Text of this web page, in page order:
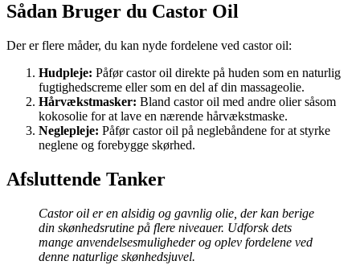
Sådan Bruger du Castor Oil
Der er flere måder, du kan nyde fordelene ved castor oil:
Hudpleje: Påfør castor oil direkte på huden som en naturlig
fugtighedscreme eller som en del af din massageolie.
Hårvækstmasker: Bland castor oil med andre olier såsom
kokosolie for at lave en nærende hårvækstmaske.
Neglepleje: Påfør castor oil på neglebåndene for at styrke
neglene og forebygge skørhed.
Afsluttende Tanker
Castor oil er en alsidig og gavnlig olie, der kan berige
din skønhedsrutine på flere niveauer. Udforsk dets
mange anvendelsesmuligheder og oplev fordelene ved
denne naturlige skønhedsjuvel.